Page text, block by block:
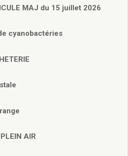
règlementation
funéraire
conseil municipal
MAJ du 15 juillet 2026
cyanobactéries
AIR